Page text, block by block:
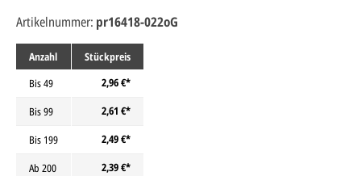
Anzahl
Stückpreis
Bis49
2,96 €*
Bis99
2,61 €*
Bis 199
2,49 €*
Ab 200 2,39 €*
Artikelnummer: pr16418-022oG